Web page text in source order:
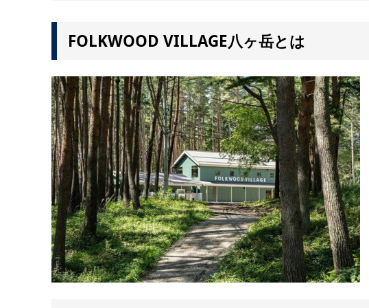
FOLKWOOD VILLAGE八ヶ岳とは